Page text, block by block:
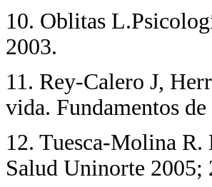
10. Oblitas
2003.
11. Rey-Calero J,
vida. Fundamentos
12. Tuesca-Molina
Salud Uninorte 2005;